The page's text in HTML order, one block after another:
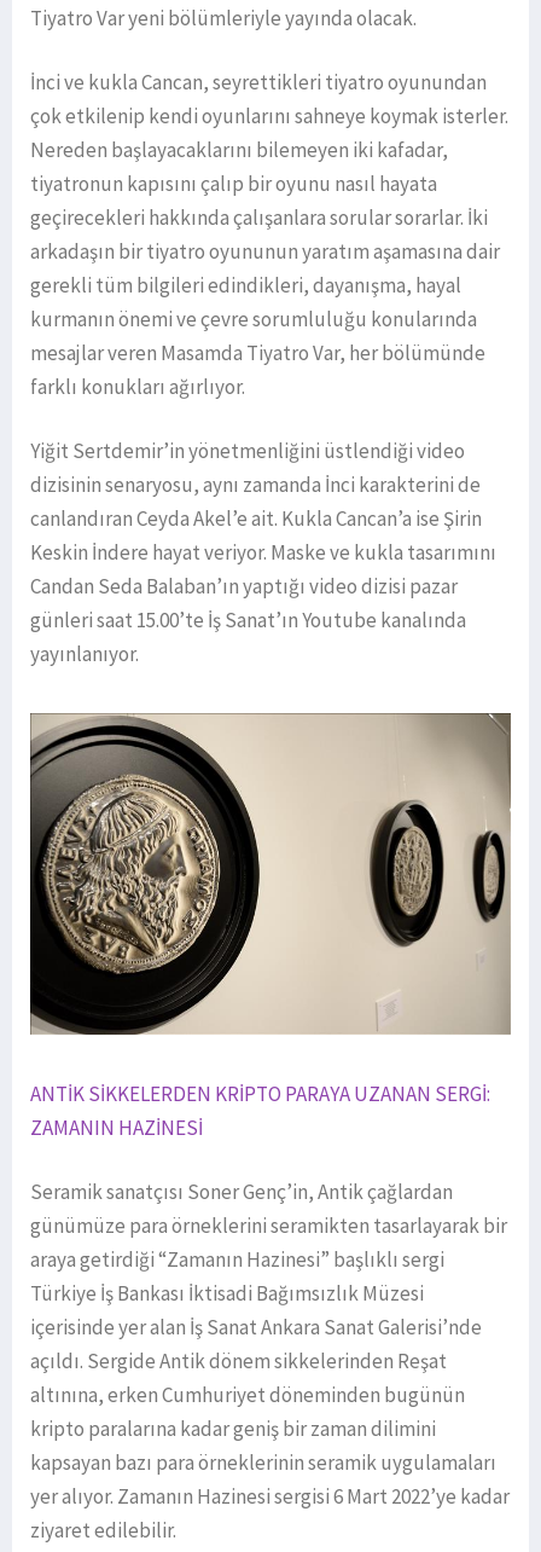
Tiyatro Var yeni bölümleriyle yayında olacak.
İnci ve kukla Cancan, seyrettikleri tiyatro oyunundan
çok etkilenip kendi oyunlarını sahneye koymak isterler.
Nereden başlayacaklarını bilemeyen iki kafadar,
tiyatronun kapısını çalıp bir oyunu nasıl hayata
geçirecekleri hakkında çalışanlara sorular sorarlar. İki
arkadaşın bir tiyatro oyununun yaratım aşamasına dair
gerekli tüm bilgileri edindikleri, dayanışma, hayal
kurmanın önemi ve çevre sorumluluğu konularında
mesajlar veren Masamda Tiyatro Var, her bölümünde
farklı konukları ağırlıyor.
Yiğit Sertdemir’in yönetmenliğini üstlendiği video
dizisinin senaryosu, aynı zamanda İnci karakterini de
canlandıran Ceyda Akel’e ait. Kukla Cancan’a ise Şirin
Keskin İndere hayat veriyor. Maske ve kukla tasarımını
Candan Seda Balaban’ın yaptığı video dizisi pazar
günleri saat 15.00’te İş Sanat’ın Youtube kanalında
yayınlanıyor.
ANTİK SİKKELERDEN KRİPTO PARAYA UZANAN SERGİ:
ZAMANIN HAZİNESİ
Seramik sanatçısı Soner Genç’in, Antik çağlardan
günümüze para örneklerini seramikten tasarlayarak bir
araya getirdiği “Zamanın Hazinesi” başlıklı sergi
Türkiye İş Bankası İktisadi Bağımsızlık Müzesi
içerisinde yer alan İş Sanat Ankara Sanat Galerisi’nde
açıldı. Sergide Antik dönem sikkelerinden Reşat
altınına, erken Cumhuriyet döneminden bugünün
kripto paralarına kadar geniş bir zaman dilimini
kapsayan bazı para örneklerinin seramik uygulamaları
yer alıyor. Zamanın Hazinesi sergisi 6 Mart 2022’ye kadar
ziyaret edilebilir.